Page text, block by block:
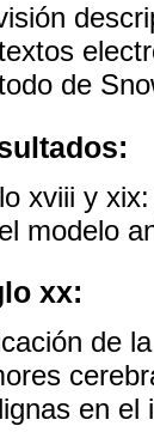
de
xviii y
modelo
xx:
de
en el